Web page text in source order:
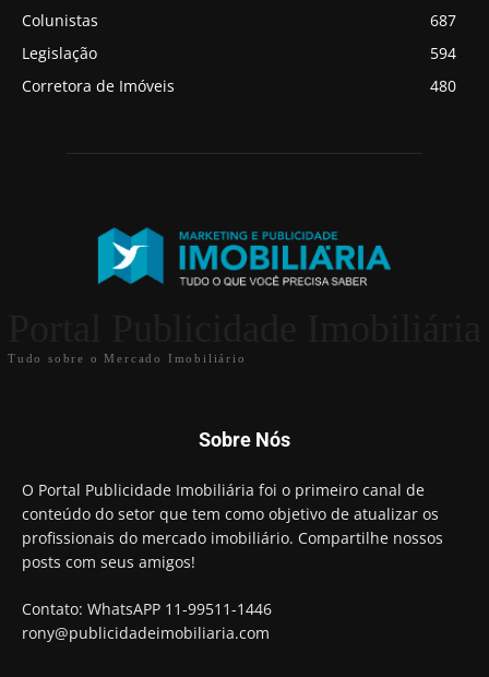
Colunistas
687
Legislação
594
Corretora de Imóveis
480
Tudo sobre o Mercado Imobiliário
Sobre Nós
O Portal Publicidade Imobiliária foi o primeiro canal de
conteúdo do setor que tem como objetivo de atualizar os
profissionais do mercado imobiliário. Compartilhe nossos
posts com seus amigos!
Contato: WhatsAPP 11-99511-1446
rony@publicidadeimobiliaria.com